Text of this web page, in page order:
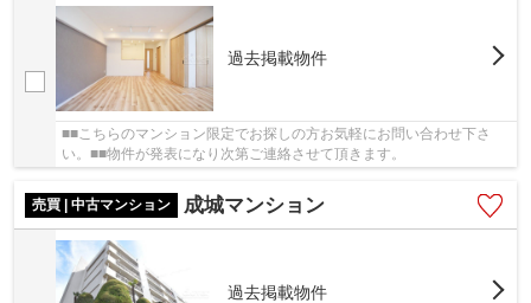
過去掲載物件
■■こちらのマンション限定でお探しの方お気軽にお問い合わせ下さ
い。■■物件が発表になり次第ご連絡させて頂きます。
売買 | 中古マンション 成城マンション
過去掲載物件